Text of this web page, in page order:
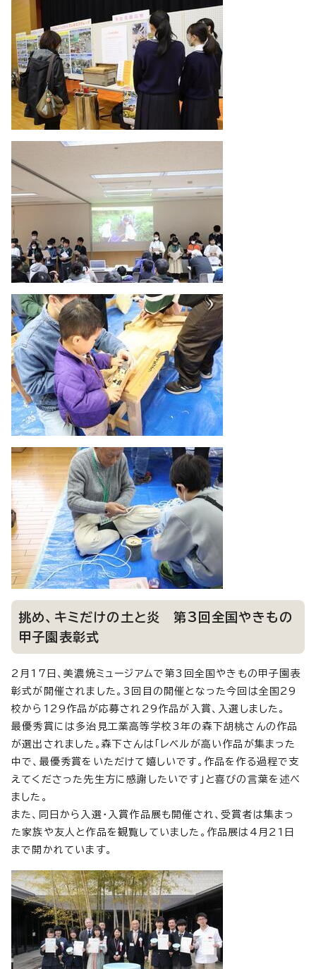
挑め、キミだけの土と炎 第3回全国やきもの
甲子園表彰式
2月17日、美濃焼ミュージアムで第3回全国やきもの甲子園表
彰式が開催されました。3回目の開催となった今回は全国29
校から129作品が応募され29作品が入賞、入選しました。
最優秀賞には多治見工業高等学校3年の森下胡桃さんの作品
が選出されました。森下さんは「レベルが高い作品が集まった
中で、最優秀賞をいただけて嬉しいです。作品を作る過程で支
えてくださった先生方に感謝したいです」と喜びの言葉を述べ
ました。
また、同日から入選・入賞作品展も開催され、受賞者は集まっ
た家族や友人と作品を観覧していました。作品展は4月21日
まで開かれています。